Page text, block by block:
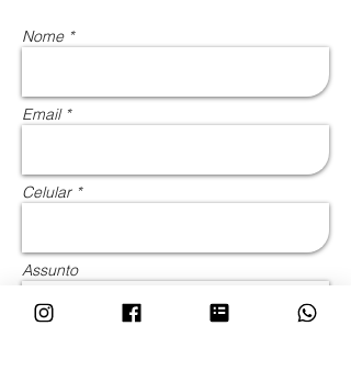
Nome *
Email *
Celular *
Assunto